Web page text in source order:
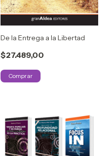
De la Entrega a la Libertad
$27.489,00